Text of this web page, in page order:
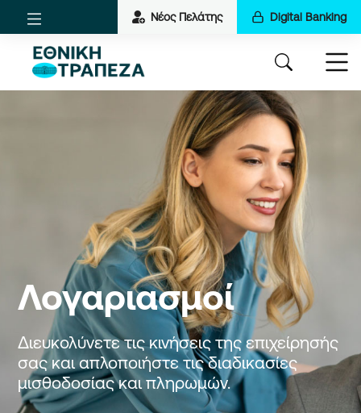
Νέος Πελάτης Digital Banking
Λογαριασμοί
Διευκολύνετε τις κινήσεις της επιχείρησής
σας και απλοποιήστε τις διαδικασίες
μισθοδοσίας και πληρωμών.